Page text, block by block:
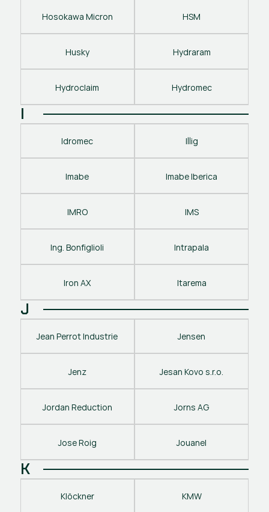
Hosokawa Micron HSM
Husky Hydraram
Hydroclaim Hydromec
I
Idromec Illig
Imabe Imabe Iberica
IMRO IMS
Ing. Bonfiglioli Intrapala
Iron AX Itarema
J
Jean Perrot Industrie Jensen
Jenz Jesan Kovo s.r.o.
Jordan Reduction Jorns AG
Jose Roig Jouanel
K
Klöckner KMW